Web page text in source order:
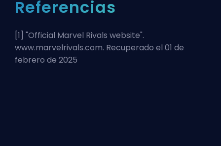
Referencias
[1] "Official Marvel Rivals website".
www.marvelrivals.com. Recuperado el 01 de
febrero de 2025